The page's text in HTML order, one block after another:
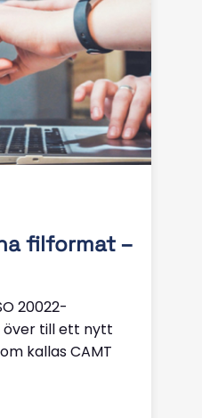
filformat –
20022-
över till ett nytt
kallas CAMT